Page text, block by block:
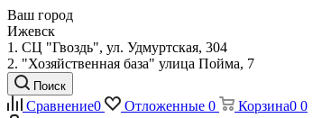
Ваш город
Ижевск
1. СЦ "Гвоздь", ул. Удмуртская, 304
2. "Хозяйственная база" улица Пойма, 7
Поиск
Сравнение0 Отложенные 0 Корзина0 0